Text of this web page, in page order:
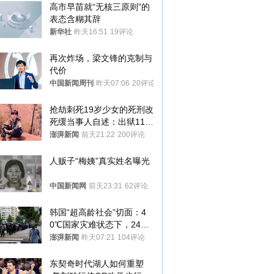
高市早苗就“无核三原则”的
表态含糊其辞
新华社 昨天16:51 19评论
再次炸场，梁文锋的克制与
代价
中国新闻周刊 昨天07:06 20评论
抢劫刺死19岁少女的死刑改
死缓当事人自述：出狱11年
间始终刻意躲避被害人家属
澎湃新闻 前天21:22 200评论
人贩子“梅姨”真实姓名曝光
中国新闻网 前天23:31 62评论
韩国“超高龄社会”切面：4
0℃国家灾难状态下，2400
名首尔老人还在巷子里收废
澎湃新闻 昨天07:21 104评论
东契奇时代湖人如何重塑